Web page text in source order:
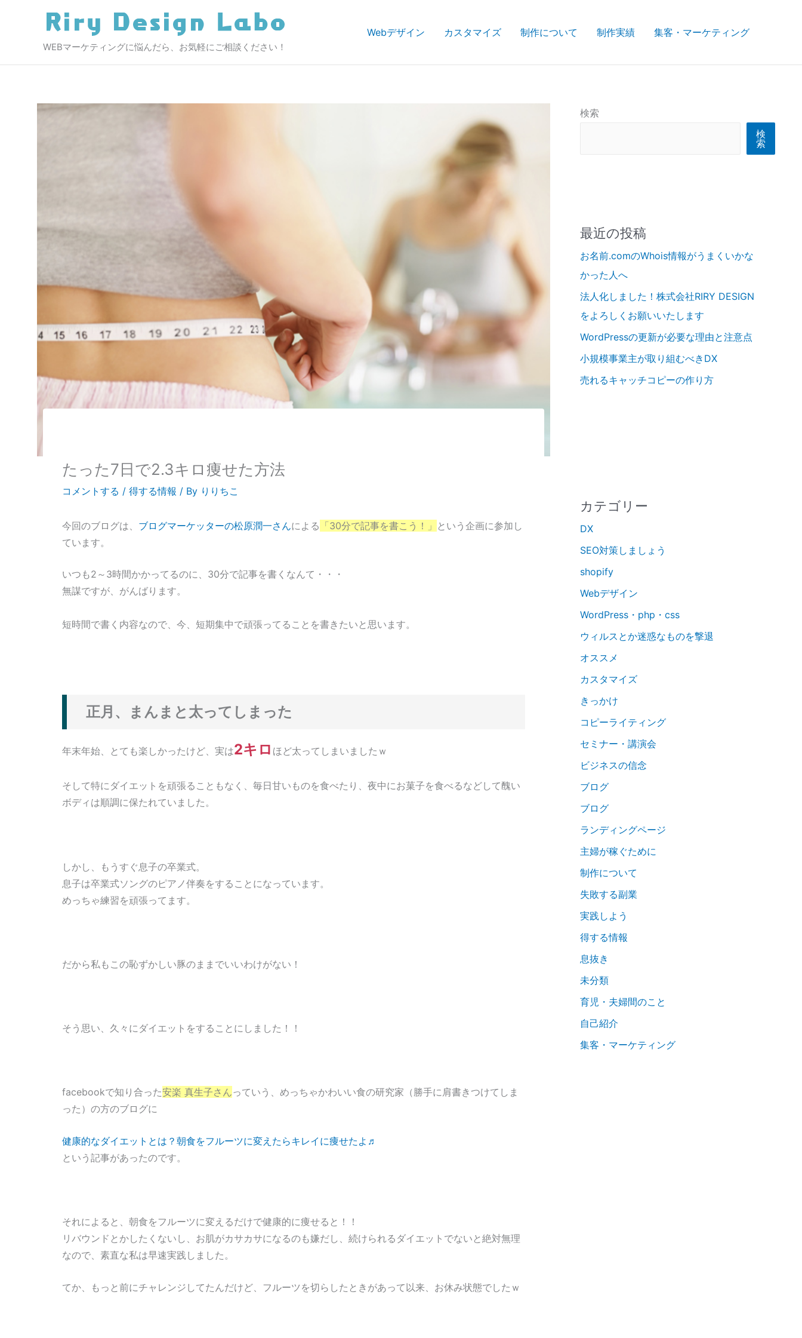
WEBマーケティングに悩んだら、お気軽にご相談ください！
Webデザイン カスタマイズ 制作について 制作実績 集客・マーケティング
たった7日で2.3キロ痩せた方法
コメントする / 得する情報 / By りりちこ
今回のブログは、 ブログマーケッターの松原潤一さんによる 「30分で記事を書こう！」 という企画に参加し
ています。
いつも2～3時間かかってるのに、30分で記事を書くなんて・・・
無謀ですが、がんばります。
短時間で書く内容なので、今、短期集中で頑張ってることを書きたいと思います。
正月、まんまと太ってしまった
年末年始、とても楽しかったけど、実は2キロ ほど太ってしまいましたｗ
そして特にダイエットを頑張ることもなく、毎日甘いものを食べたり、夜中にお菓子を食べるなどして醜い
ボディは順調に保たれていました。
しかし、もうすぐ息子の卒業式。
息子は卒業式ソングのピアノ伴奏をすることになっています。
めっちゃ練習を頑張ってます。
だから私もこの恥ずかしい豚のままでいいわけがない！
そう思い、久々にダイエットをすることにしました！！
facebookで知り合った安楽 真生子さんっていう、めっちゃかわいい食の研究家（勝手に肩書きつけてしま
った）の方のブログに
健康的なダイエットとは？朝食をフルーツに変えたらキレイに痩せたよ♬
という記事があったのです。
それによると、朝食をフルーツに変えるだけで健康的に痩せると！！
リバウンドとかしたくないし、お肌がカサカサになるのも嫌だし、続けられるダイエットでないと絶対無理
なので、素直な私は早速実践しました。
てか、もっと前にチャレンジしてたんだけど、フルーツを切らしたときがあって以来、お休み状態でしたｗ
検索
検
索
最近の投稿
お名前.comのWhois情報がうまくいかな
かった人へ
法人化しました！株式会社RIRY DESIGN
をよろしくお願いいたします
WordPressの更新が必要な理由と注意点
小規模事業主が取り組むべきDX
売れるキャッチコピーの作り方
カテゴリー
DX
SEO対策しましょう
shopify
Webデザイン
WordPress・php・css
ウィルスとか迷惑なものを撃退
オススメ
カスタマイズ
きっかけ
コピーライティング
セミナー・講演会
ビジネスの信念
ブログ
ブログ
ランディングページ
主婦が稼ぐために
制作について
失敗する副業
実践しよう
得する情報
息抜き
未分類
育児・夫婦間のこと
自己紹介
集客・マーケティング